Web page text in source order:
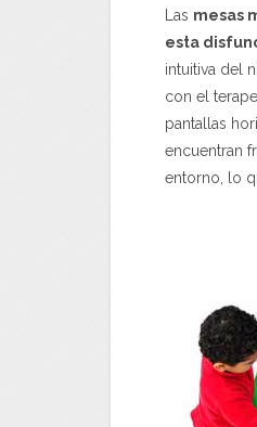
Las mesas
esta
intuitiva del
con el
pantallas
encuentran
entorno, lo